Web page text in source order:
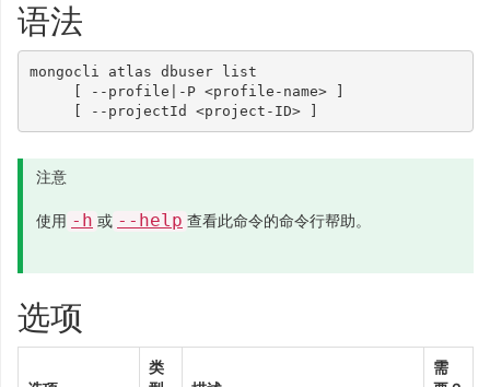
语法
mongocli atlas dbuser list
     [ --profile|-P <profile-name> ]
注意
使用 -h 或 --help 查看此命令的命令行帮助。
选项
类
需